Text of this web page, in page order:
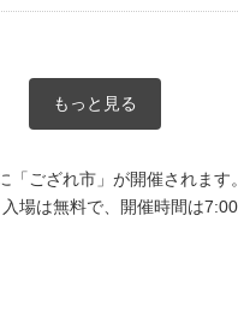
もっと見る
ござれ市」が開催されま
場は無料で、開催時間は